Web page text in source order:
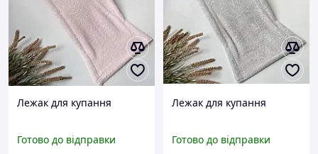
Лежак для купання
Готово до відправки
Лежак для купання
Готово до відправки